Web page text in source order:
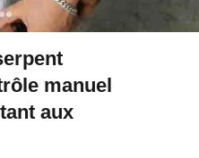
manuel
aux